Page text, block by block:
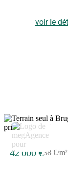
d'informations
MPI Agence du
(Numéro
voir le
6
42 000 €38 €/m²